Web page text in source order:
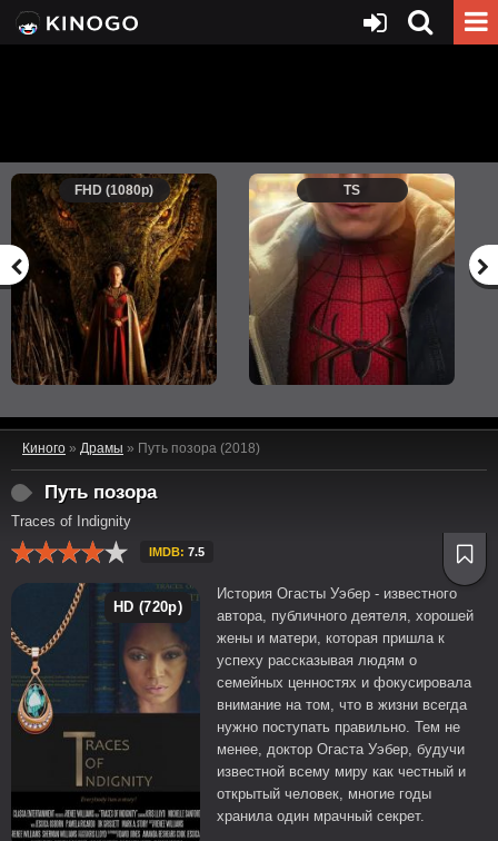
FHD (1080p) TS
Киного » Драмы » Путь позора (2018)
Путь позора
Traces of Indignity
IMDB: 7.5
HD (720p)
История Огасты Уэбер - известного
автора, публичного деятеля, хорошей
жены и матери, которая пришла к
успеху рассказывая людям о
семейных ценностях и фокусировала
внимание на том, что в жизни всегда
нужно поступать правильно. Тем не
менее, доктор Огаcта Уэбер, будучи
известной всему миру как честный и
открытый человек, многие годы
хранила один мрачный секрет.